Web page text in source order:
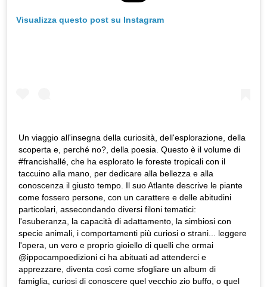
Visualizza questo post su Instagram
Un viaggio all'insegna della curiosità, dell'esplorazione, della
scoperta e, perché no?, della poesia. Questo è il volume di
#francishallé, che ha esplorato le foreste tropicali con il
taccuino alla mano, per dedicare alla bellezza e alla
conoscenza il giusto tempo. Il suo Atlante descrive le piante
come fossero persone, con un carattere e delle abitudini
particolari, assecondando diversi filoni tematici:
l'esuberanza, la capacità di adattamento, la simbiosi con
specie animali, i comportamenti più curiosi o strani... leggere
l'opera, un vero e proprio gioiello di quelli che ormai
@ippocampoedizioni ci ha abituati ad attenderci e
apprezzare, diventa così come sfogliare un album di
famiglia, curiosi di conoscere quel vecchio zio buffo, o quel